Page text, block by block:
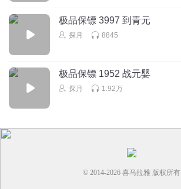
极品保镖 3997 到青元
探月 8845
极品保镖 1952 战元婴
探月 1.92万
© 2014-2026 喜马拉雅 版权所有